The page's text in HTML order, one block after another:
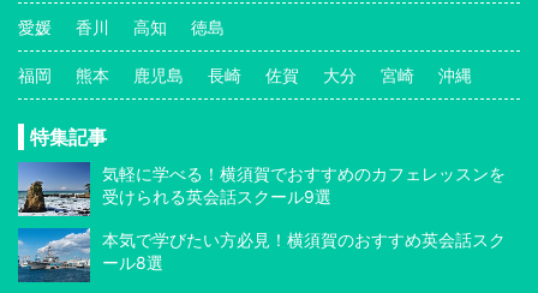
愛媛 香川 高知 徳島
福岡 熊本 鹿児島 長崎 佐賀 大分 宮崎 沖縄
特集記事
気軽に学べる！横須賀でおすすめのカフェレッスンを
受けられる英会話スクール9選
本気で学びたい方必見！横須賀のおすすめ英会話スク
ール8選